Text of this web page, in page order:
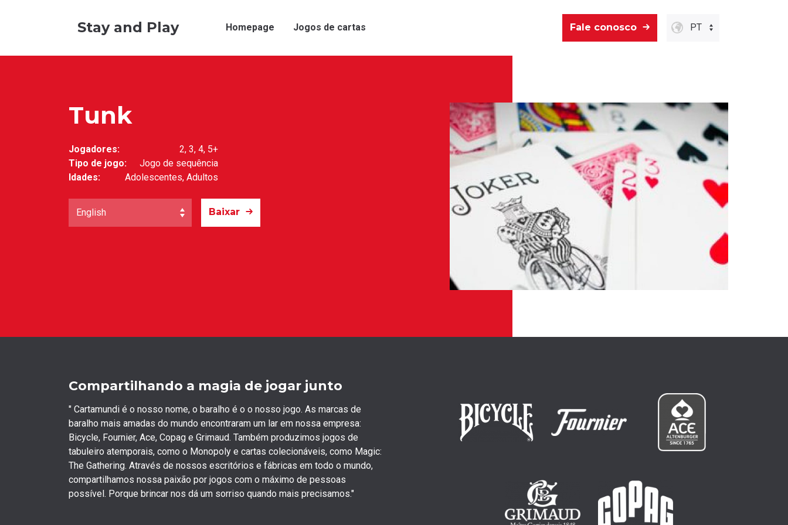
Stay and Play Homepage Jogos de cartas Fale conosco PT
Tunk
Jogadores:
2, 3, 4, 5+
Tipo de jogo:
Jogo de sequência
Idades:
Adolescentes, Adultos
Baixar
Compartilhando a magia de jogar junto
" Cartamundi é o nosso nome, o baralho é o o nosso jogo. As marcas de
baralho mais amadas do mundo encontraram um lar em nossa empresa:
Bicycle, Fournier, Ace, Copag e Grimaud. Também produzimos jogos de
tabuleiro atemporais, como o Monopoly e cartas colecionáveis, como Magic:
The Gathering. Através de nossos escritórios e fábricas em todo o mundo,
compartilhamos nossa paixão por jogos com o máximo de pessoas
possível. Porque brincar nos dá um sorriso quando mais precisamos."